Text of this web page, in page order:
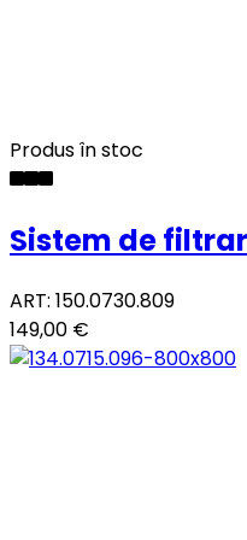
Produs în stoc
Sistem de
ART: 150.0730.809
149,00 €